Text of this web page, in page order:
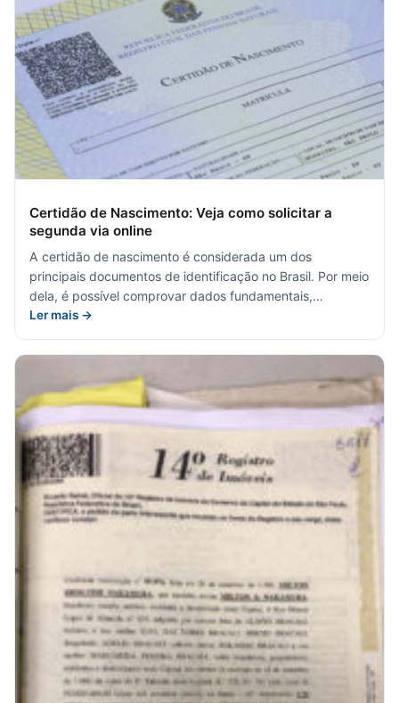
Certidão de Nascimento: Veja como solicitar a
segunda via online
A certidão de nascimento é considerada um dos
principais documentos de identificação no Brasil. Por meio
dela, é possível comprovar dados fundamentais,…
Ler mais →